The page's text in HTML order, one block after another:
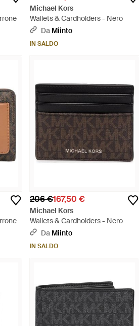
Michael Kors
Wallets & Cardholders - Nero
Da Miinto
IN SALDO
206 €167,50 €
Michael Kors
Wallets & Cardholders - Nero
Da Miinto
IN SALDO